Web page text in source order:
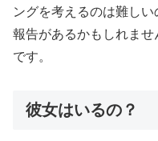
ングを考えるのは難し
報告があるかもしれま
です。
彼女はいるの？